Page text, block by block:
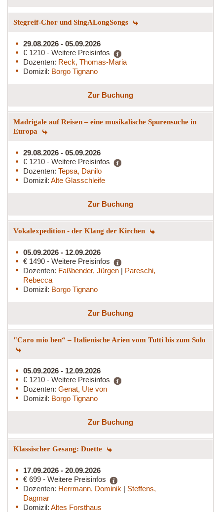
Stegreif-Chor und SingALongSongs
29.08.2026 - 05.09.2026
€ 1210 - Weitere Preisinfos
Dozenten: Reck, Thomas-Maria
Domizil: Borgo Tignano
Zur Buchung
Madrigale auf Reisen – eine musikalische Spurensuche in
Europa
29.08.2026 - 05.09.2026
€ 1210 - Weitere Preisinfos
Dozenten: Tepsa, Danilo
Domizil: Alte Glasschleife
Zur Buchung
Vokalexpedition - der Klang der Kirchen
05.09.2026 - 12.09.2026
€ 1490 - Weitere Preisinfos
Dozenten: Faßbender, Jürgen | Pareschi,
Rebecca
Domizil: Borgo Tignano
Zur Buchung
"Caro mio ben“ – Italienische Arien vom Tutti bis zum Solo
05.09.2026 - 12.09.2026
€ 1210 - Weitere Preisinfos
Dozenten: Genat, Ute von
Domizil: Borgo Tignano
Zur Buchung
Klassischer Gesang: Duette
17.09.2026 - 20.09.2026
€ 699 - Weitere Preisinfos
Dozenten: Herrmann, Dominik | Steffens,
Dagmar
Domizil: Altes Forsthaus